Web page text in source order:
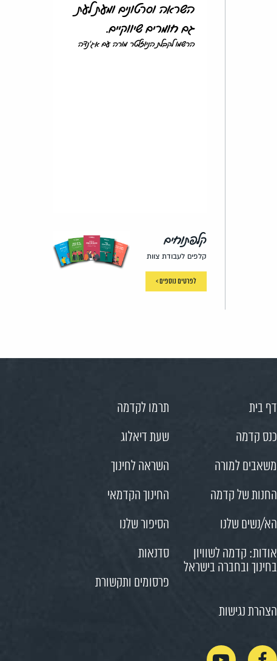
השראה וסרטונים ומעת לעת
גם חומרים שיווקיים.
הרשמו לקבלת הניוזלטר מורה עם אג'נדה
קלפתוחים
קלפים לעבודת צוות
לפרטים נוספים >
דף בית
תרמו לקדמה
כנס קדמה
שעת דיאלוג
משאבים למורה
השראה לחינוך
החנות של קדמה
החינוך הקדמאי
הא/נשים שלנו
הסיפור שלנו
אודות: קדמה לשוויון
בחינוך ובחברה בישראל
סדנאות
פרסומים ותקשורת
הצהרת נגישות